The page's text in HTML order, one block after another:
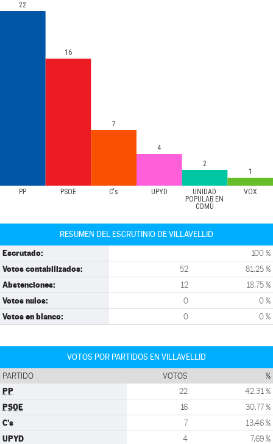
PP PSOE C's UPYD
UNIDAD
POPULAR EN
COMÚ
VOX
22
16
7
4
2
1
RESUMEN DEL ESCRUTINIO DE VILLAVELLID
Escrutado: 100 %
Votos contabilizados: 52 81,25 %
Abstenciones: 12 18,75 %
Votos nulos: 0 0 %
Votos en blanco: 0 0 %
VOTOS POR PARTIDOS EN VILLAVELLID
PARTIDO VOTOS %
PP 22 42,31 %
PSOE 16 30,77 %
C's 7 13,46 %
UPYD 4 7,69 %